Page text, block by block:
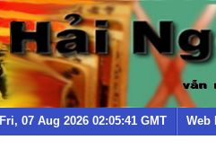
Fri, 07 Aug 2026 02:05:41 GMT Web